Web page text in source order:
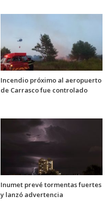
Incendio próximo al aeropuerto
de Carrasco fue controlado
Inumet prevé tormentas fuertes
y lanzó advertencia